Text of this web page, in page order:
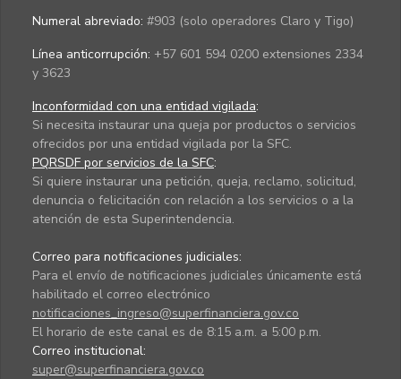
Numeral abreviado: #903 (solo operadores Claro y Tigo)
Línea anticorrupción: +57 601 594 0200 extensiones 2334
y 3623
Inconformidad con una entidad vigilada:
Si necesita instaurar una queja por productos o servicios
ofrecidos por una entidad vigilada por la SFC.
PQRSDF por servicios de la SFC:
Si quiere instaurar una petición, queja, reclamo, solicitud,
denuncia o felicitación con relación a los servicios o a la
atención de esta Superintendencia.
Correo para notificaciones judiciales:
Para el envío de notificaciones judiciales únicamente está
habilitado el correo electrónico
notificaciones_ingreso@superfinanciera.gov.co
El horario de este canal es de 8:15 a.m. a 5:00 p.m.
Correo institucional:
super@superfinanciera.gov.co